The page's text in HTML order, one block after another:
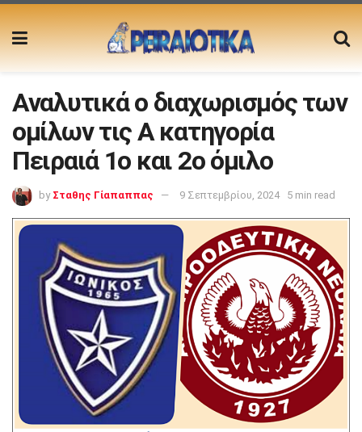
Αναλυτικά ο διαχωρισμός των
ομίλων τις Α κατηγορία
Πειραιά 1ο και 2ο όμιλο
by Σταθης Γίαπαππας 9 Σεπτεμβρίου, 2024 5 min read